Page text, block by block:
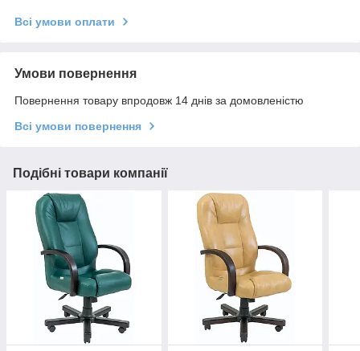
Всі умови оплати
Умови повернення
Повернення товару впродовж 14 днів за домовленістю
Всі умови повернення
Подібні товари компанії